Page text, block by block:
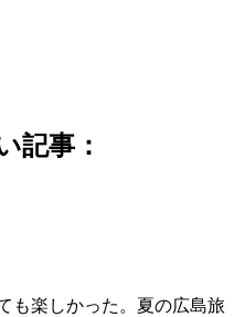
記事：
も楽しかった。夏の広島旅